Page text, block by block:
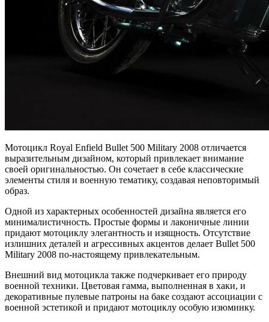
Мотоцикл Royal Enfield Bullet 500 Military 2008 отличается
выразительным дизайном, который привлекает внимание
своей оригинальностью. Он сочетает в себе классические
элементы стиля и военную тематику, создавая неповторимый
образ.
Одной из характерных особенностей дизайна является его
минималистичность. Простые формы и лаконичные линии
придают мотоциклу элегантность и изящность. Отсутствие
излишних деталей и агрессивных акцентов делает Bullet 500
Military 2008 по-настоящему привлекательным.
Внешний вид мотоцикла также подчеркивает его природу
военной техники. Цветовая гамма, выполненная в хаки, и
декоративные пулевые патроны на баке создают ассоциации с
военной эстетикой и придают мотоциклу особую изюминку.